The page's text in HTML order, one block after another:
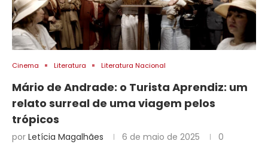
Cinema Literatura Literatura Nacional
Mário de Andrade: o Turista Aprendiz: um
relato surreal de uma viagem pelos
trópicos
por Letícia Magalhães 6 de maio de 2025
0